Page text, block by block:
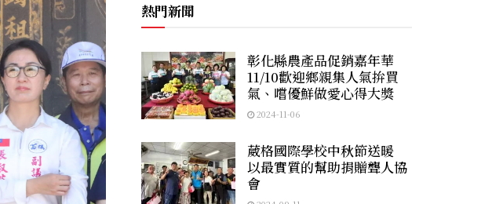
熱門新聞
彰化縣農產品促銷嘉年華
11/10歡迎鄉親集人氣拚買
氣、嚐優鮮做愛心得大獎
2024-11-06
葳格國際學校中秋節送暖
以最實質的幫助捐贈聾人協
會